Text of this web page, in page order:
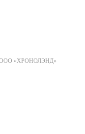
ООО «ХРОНОЛЭНД»